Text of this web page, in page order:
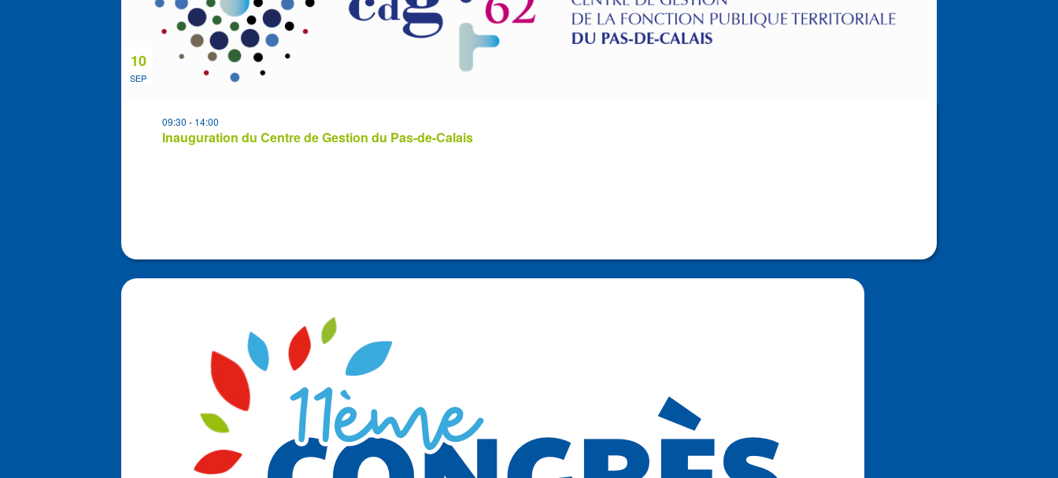
View
SEP
10
Inauguration du Centre de Gestion du Pas-de-Calais
09:30 - 14:00